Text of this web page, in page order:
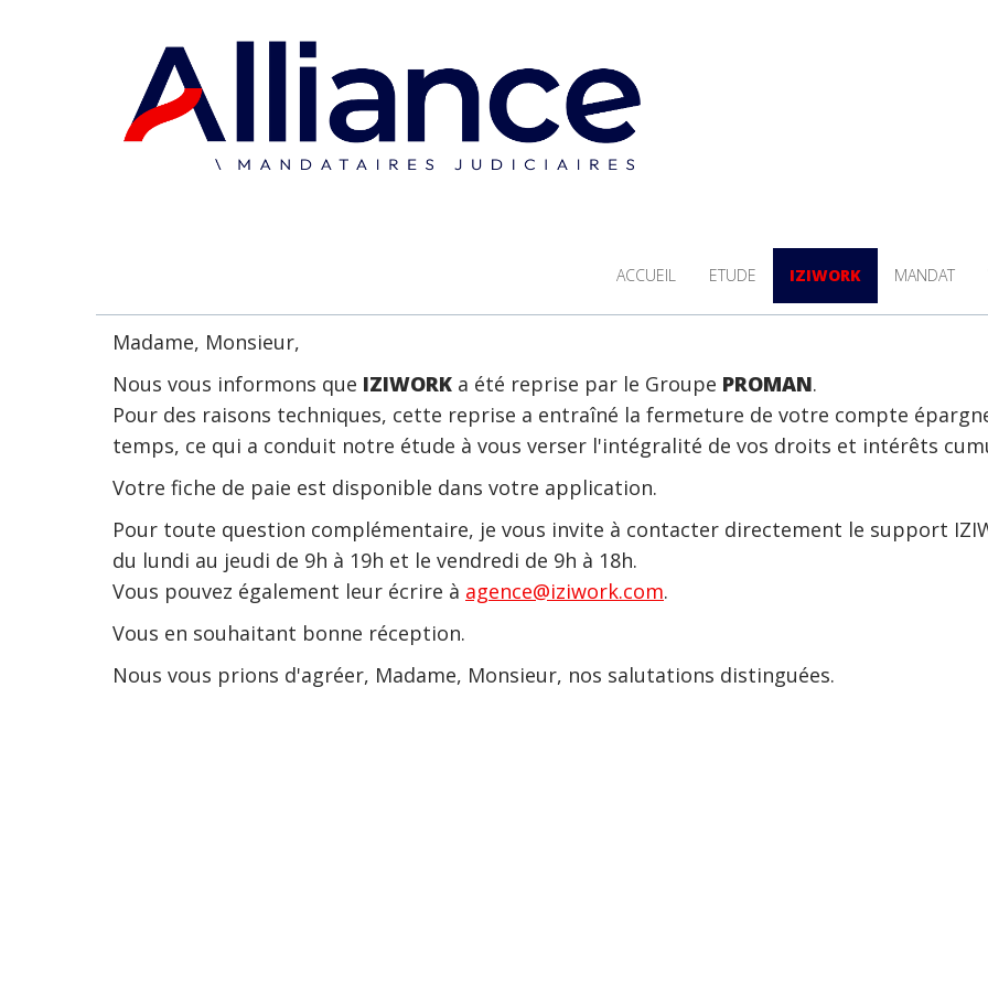
ACCUEIL ETUDE IZIWORK MANDAT
Madame, Monsieur,
Nous vous informons que IZIWORK a été reprise par le Groupe PROMAN.
Pour des raisons techniques, cette reprise a entraîné la fermeture de votre compte
temps, ce qui a conduit notre étude à vous verser l'intégralité de vos droits et intérêts
Votre fiche de paie est disponible dans votre application.
Pour toute question complémentaire, je vous invite à contacter directement le support
du lundi au jeudi de 9h à 19h et le vendredi de 9h à 18h.
Vous pouvez également leur écrire à agence@iziwork.com.
Vous en souhaitant bonne réception.
Nous vous prions d'agréer, Madame, Monsieur, nos salutations distinguées.